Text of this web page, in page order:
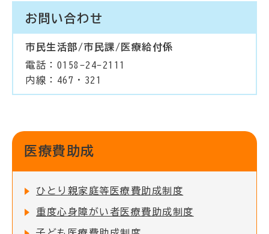
お問い合わせ
市民生活部/市民課/医療給付係
電話：0158-24-2111
内線：467・321
医療費助成
ひとり親家庭等医療費助成制度
重度心身障がい者医療費助成制度